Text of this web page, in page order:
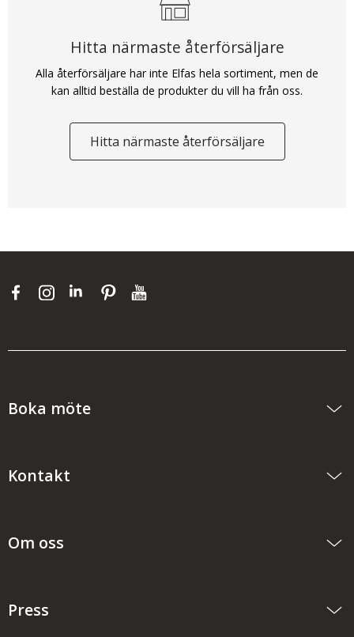
Hitta närmaste återförsäljare
Alla återförsäljare har inte Elfas hela sortiment, men de
kan alltid beställa de produkter du vill ha från oss.
Hitta närmaste återförsäljare
Boka möte
Kontakt
Om oss
Press